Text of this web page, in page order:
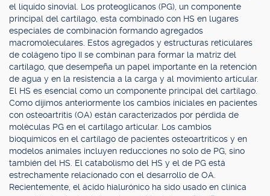
el líquido sinovial. Los proteoglicanos (PG), un componente
principal del cartílago, esta combinado con HS en lugares
especiales de combinación formando agregados
macromoleculares. Estos agregados y estructuras reticulares
de colágeno tipo II se combinan para formar la matriz del
cartílago, que desempeña un papel importante en la retención
de agua y en la resistencia a la carga y al movimiento articular.
El HS es esencial como un componente principal del cartílago.
Como dijimos anteriormente los cambios iniciales en pacientes
con osteoartritis (OA) están caracterizados por pérdida de
moléculas PG en el cartílago articular. Los cambios
bioquímicos en el cartílago de pacientes osteoartriticos y en
modelos animales incluyen reducciones no solo de PG, sino
también del HS. El catabolismo del HS y el de PG está
estrechamente relacionado con el desarrollo de OA.
Recientemente, el ácido hialurónico ha sido usado en clínica